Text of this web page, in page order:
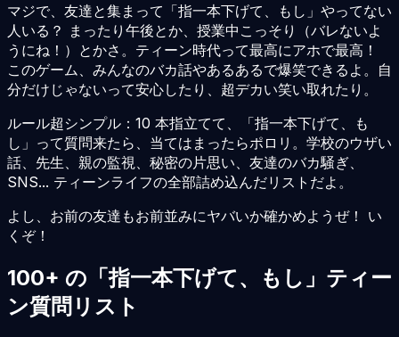
マジで、友達と集まって「指一本下げて、もし」やってない
人いる？ まったり午後とか、授業中こっそり（バレないよ
うにね！）とかさ。ティーン時代って最高にアホで最高！
このゲーム、みんなのバカ話やあるあるで爆笑できるよ。自
分だけじゃないって安心したり、超デカい笑い取れたり。
ルール超シンプル：10 本指立てて、「指一本下げて、も
し」って質問来たら、当てはまったらポロリ。学校のウザい
話、先生、親の監視、秘密の片思い、友達のバカ騒ぎ、
SNS... ティーンライフの全部詰め込んだリストだよ。
よし、お前の友達もお前並みにヤバいか確かめようぜ！ い
くぞ！
100+ の「指一本下げて、もし」ティー
ン質問リスト